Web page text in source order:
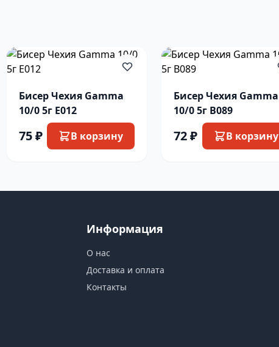
Бисер Чехия Gamma
10/0 5г E012
75 ₽ В корзину
Бисер Чехия Gamma
10/0 5г B089
72 ₽ В корзину
Информация
О нас
Доставка и оплата
Контакты